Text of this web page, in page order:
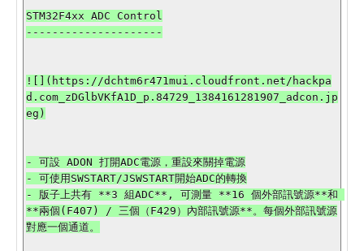
STM32F4xx ADC Control
---------------------
![](https://dchtm6r471mui.cloudfront.net/hackpa
d.com_zDGlbVKfA1D_p.84729_1384161281907_adcon.jp
eg)
- 可設 ADON 打開ADC電源，重設來關掉電源
- 可使用SWSTART/JSWSTART開始ADC的轉換
- 版子上共有 **3 組ADC**, 可測量 **16 個外部訊號源**和
**兩個(F407) / 三個（F429）內部訊號源**。每個外部訊號源
對應一個通道。